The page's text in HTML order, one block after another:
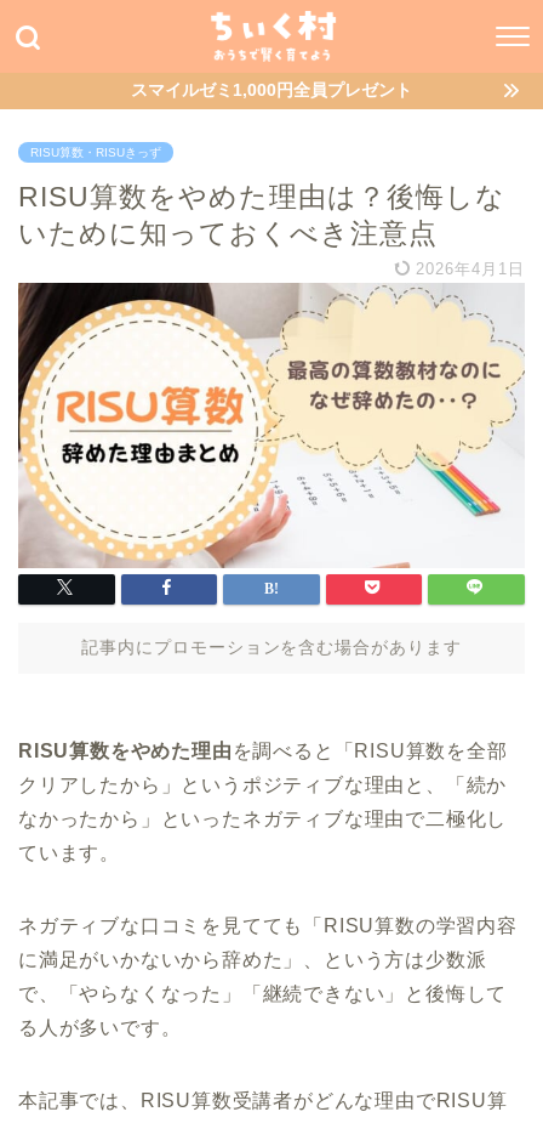
スマイルゼミ1,000円全員プレゼント
RISU算数・RISUきっず
RISU算数をやめた理由は？後悔しな
いために知っておくべき注意点
2026年4月1日
記事内にプロモーションを含む場合があります
RISU算数をやめた理由 を調べると「RISU算数を全部
クリアしたから」というポジティブな理由と、「続か
なかったから」といったネガティブな理由で二極化し
ています。
ネガティブな口コミを見てても「RISU算数の学習内容
に満足がいかないから辞めた」、という方は少数派
で、「やらなくなった」「継続できない」と後悔して
る人が多いです。
本記事では、RISU算数受講者がどんな理由でRISU算